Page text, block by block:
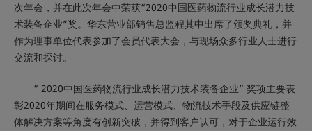
次年会，并在此次年会中荣获“2020中国医药物流行业成长潜力技
术装备企业”奖。华东营业部销售总监程其中出席了颁奖典礼，并
作为理事单位代表参加了会员代表大会，与现场众多行业人士进行
交流和探讨。
“ 2020中国医药物流行业成长潜力技术装备企业” 奖项主要表
彰2020年期间在服务模式、运营模式、物流技术手段及供应链整
体解决方案等角度有创新突破，并得到客户认可，对于企业运行效